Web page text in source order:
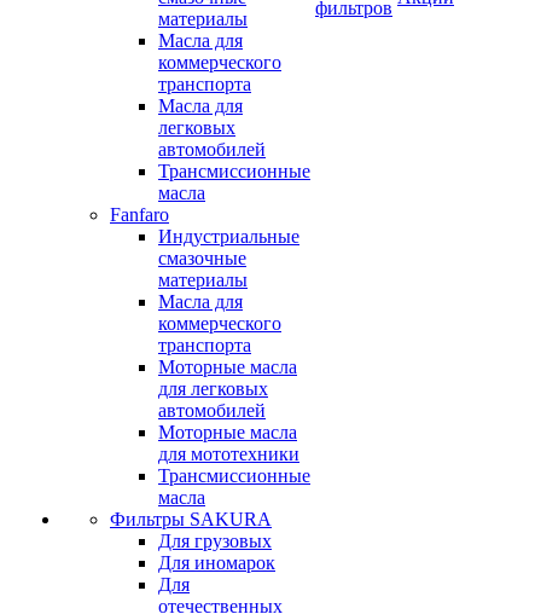
материалы
Масла для
коммерческого
транспорта
Масла для
легковых
автомобилей
Трансмиссионные
масла
Fanfaro
Индустриальные
смазочные
материалы
Масла для
коммерческого
транспорта
Моторные масла
для легковых
автомобилей
Моторные масла
для мототехники
Трансмиссионные
масла
Фильтры SAKURA
Для грузовых
Для иномарок
Для
отечественных
фильтров